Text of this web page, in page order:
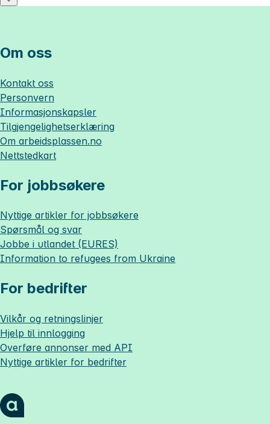
Om oss
Kontakt oss
Personvern
Informasjonskapsler
Tilgjengelighetserklæring
Om arbeidsplassen.no
Nettstedkart
For jobbsøkere
Nyttige artikler for jobbsøkere
Spørsmål og svar
Jobbe i utlandet (EURES)
Information to refugees from Ukraine
For bedrifter
Vilkår og retningslinjer
Hjelp til innlogging
Overføre annonser med API
Nyttige artikler for bedrifter